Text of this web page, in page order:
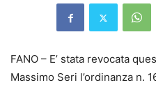
FANO – E’ stata revocata
Massimo Seri l’ordinanza n.